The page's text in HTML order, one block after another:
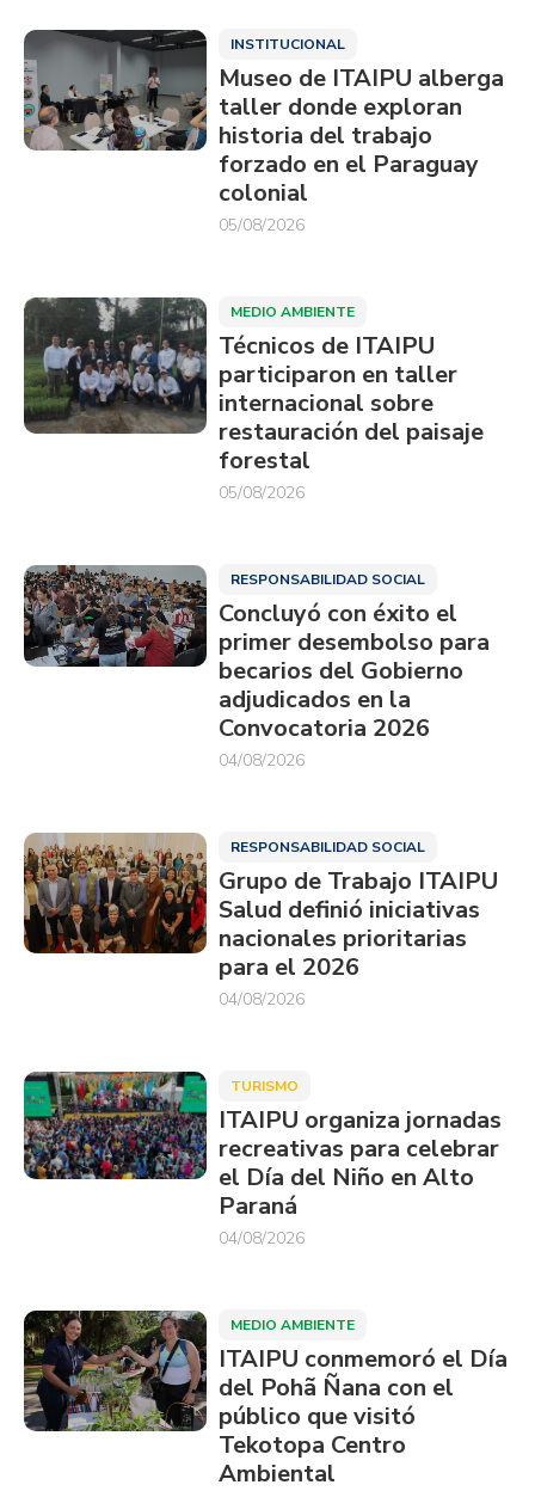
INSTITUCIONAL
Museo de ITAIPU alberga
taller donde exploran
historia del trabajo
forzado en el Paraguay
colonial
05/08/2026
MEDIO AMBIENTE
Técnicos de ITAIPU
participaron en taller
internacional sobre
restauración del paisaje
forestal
05/08/2026
RESPONSABILIDAD SOCIAL
Concluyó con éxito el
primer desembolso para
becarios del Gobierno
adjudicados en la
Convocatoria 2026
04/08/2026
RESPONSABILIDAD SOCIAL
Grupo de Trabajo ITAIPU
Salud definió iniciativas
nacionales prioritarias
para el 2026
04/08/2026
TURISMO
ITAIPU organiza jornadas
recreativas para celebrar
el Día del Niño en Alto
Paraná
04/08/2026
MEDIO AMBIENTE
ITAIPU conmemoró el Día
del Pohã Ñana con el
público que visitó
Tekotopa Centro
Ambiental